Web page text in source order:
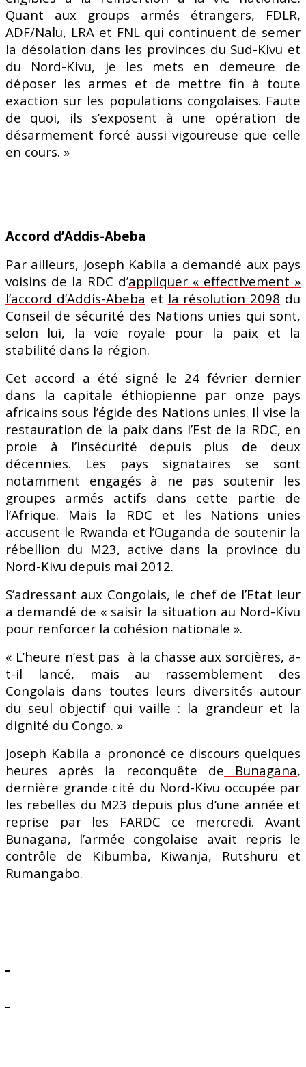
Quant aux groups armés étrangers, FDLR,
ADF/Nalu, LRA et FNL qui continuent de semer
la désolation dans les provinces du Sud-Kivu et
du Nord-Kivu, je les mets en demeure de
déposer les armes et de mettre fin à toute
exaction sur les populations congolaises. Faute
de quoi, ils s’exposent à une opération de
désarmement forcé aussi vigoureuse que celle
en cours. »
Accord d’Addis-Abeba
Par ailleurs, Joseph Kabila a demandé aux pays
voisins de la RDC d’appliquer « effectivement »
l’accord d’Addis-Abeba et la résolution 2098 du
Conseil de sécurité des Nations unies qui sont,
selon lui, la voie royale pour la paix et la
stabilité dans la région.
Cet accord a été signé le 24 février dernier
dans la capitale éthiopienne par onze pays
africains sous l’égide des Nations unies. Il vise la
restauration de la paix dans l’Est de la RDC, en
proie à l’insécurité depuis plus de deux
décennies. Les pays signataires se sont
notamment engagés à ne pas soutenir les
groupes armés actifs dans cette partie de
l’Afrique. Mais la RDC et les Nations unies
accusent le Rwanda et l’Ouganda de soutenir la
rébellion du M23, active dans la province du
Nord-Kivu depuis mai 2012.
S’adressant aux Congolais, le chef de l’Etat leur
a demandé de « saisir la situation au Nord-Kivu
pour renforcer la cohésion nationale ».
« L’heure n’est pas à la chasse aux sorcières, a-
t-il lancé, mais au rassemblement des
Congolais dans toutes leurs diversités autour
du seul objectif qui vaille : la grandeur et la
dignité du Congo. »
Joseph Kabila a prononcé ce discours quelques
heures après la reconquête de Bunagana,
dernière grande cité du Nord-Kivu occupée par
les rebelles du M23 depuis plus d’une année et
reprise par les FARDC ce mercredi. Avant
Bunagana, l’armée congolaise avait repris le
contrôle de Kibumba, Kiwanja, Rutshuru et
Rumangabo.